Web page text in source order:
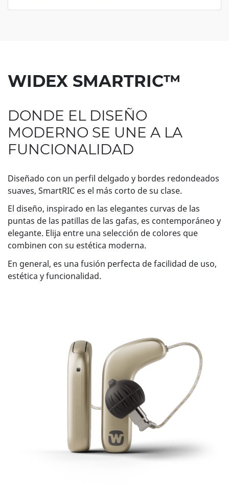
WIDEX SMARTRIC™
DONDE EL DISEÑO
MODERNO SE UNE A LA
FUNCIONALIDAD
Diseñado con un perfil delgado y bordes redondeados
suaves, SmartRIC es el más corto de su clase.
El diseño, inspirado en las elegantes curvas de las
puntas de las patillas de las gafas, es contemporáneo y
elegante. Elija entre una selección de colores que
combinen con su estética moderna.
En general, es una fusión perfecta de facilidad de uso,
estética y funcionalidad.